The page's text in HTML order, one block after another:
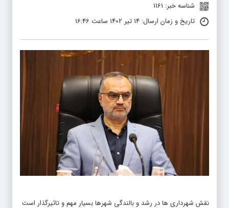
شناسه خبر: 1161
تاریخ و زمان ارسال: 14 تیر 1402 ساعت 16:46
نقش شهرداری ها در رشد و بالندگی شهرها بسیار مهم و تاثیرگذار است